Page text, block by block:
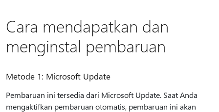
Cara mendapatkan dan
menginstal pembaruan
Metode 1: Microsoft Update
Pembaruan ini tersedia dari Microsoft Update. Saat Anda
mengaktifkan pembaruan otomatis, pembaruan ini akan